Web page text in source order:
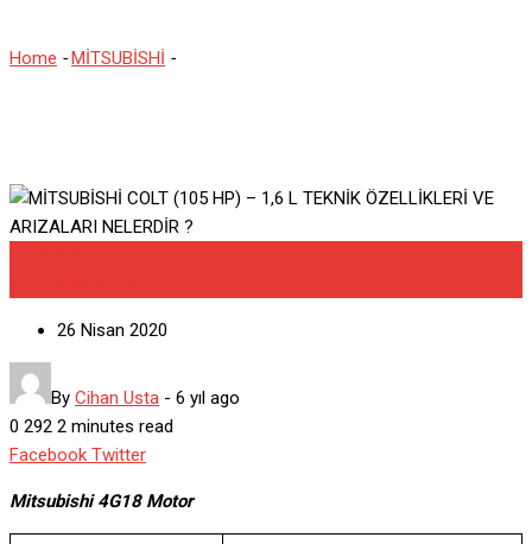
Home -MİTSUBİSHİ -
26 Nisan 2020
By Cihan Usta - 6 yıl ago
0 292 2 minutes read
Facebook TwitterGoogle+
LinkedIn
Whatsapp
StumbleUpon
Tumblr
Pinterest
Reddit
Share
Email
Print
Mitsubishi 4G18 Motor